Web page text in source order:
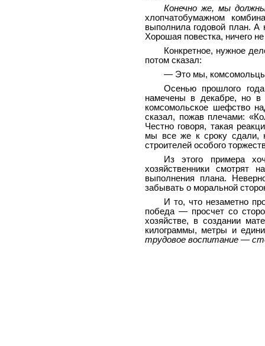
Конечно же, мы
хлопчатобумажном
выполнила годовой план. А
Хорошая повестка, ничего
Конкретное, нужное
потом сказал:
— Это мы,
Осенью прошлого
намечены в декабре, но в
комсомольское шефство
сказал, пожав плечами:
Честно говоря, такая
мы все же к сроку сдали,
строителей особого
Из этого примера
хозяйственники смотрят
выполнения плана.
забывать о моральной
И то, что незаметно
победа — просчет со
хозяйстве, в создании
килограммы, метры и
трудовое воспитание —